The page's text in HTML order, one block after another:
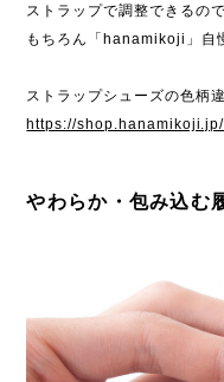
ストラップで調整できるの
もちろん「hanamikoji」自
ストラップシューズの色柄
https://
やわらか・包み込む